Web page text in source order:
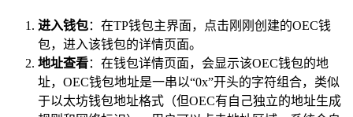
进入钱包：在TP钱包主界面，点击刚刚创建的OEC钱
包，进入该钱包的详情页面。
地址查看：在钱包详情页面，会显示该OEC钱包的地
址，OEC钱包地址是一串以“0x”开头的字符组合，类似
于以太坊钱包地址格式（但OEC有自己独立的地址生成